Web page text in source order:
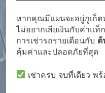
หากคุณมีแผนจะอยู่ภูเก็ต
ไม่อยากเสียเงินกับค่าแ
การเช่ารถรายเดือนกับ ต้
คุ้มค่าและปลอดภัยที่สุด
เช่าครบ จบที่เดียว พ